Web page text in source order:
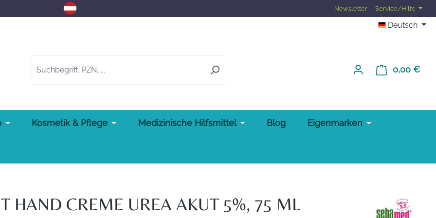
Service/Hilfe
Newsletter
Deutsch
0,00 €
Kosmetik & Pflege Medizinische Hilfsmittel Blog Eigenmarken
HAND CREME UREA AKUT 5%, 75 ML